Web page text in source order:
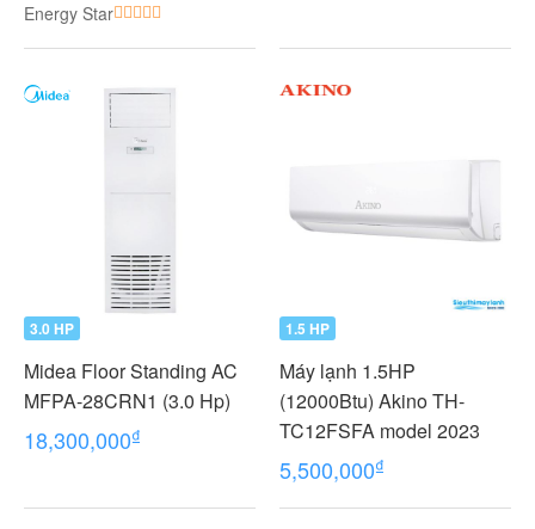
VMV
Energy Star
3.0 HP
Midea Floor Standing AC
MFPA-28CRN1 (3.0 Hp)
18,300,000₫
1.5 HP
Máy lạnh 1.5HP
(12000Btu) Akino TH-
TC12FSFA model 2023
5,500,000₫